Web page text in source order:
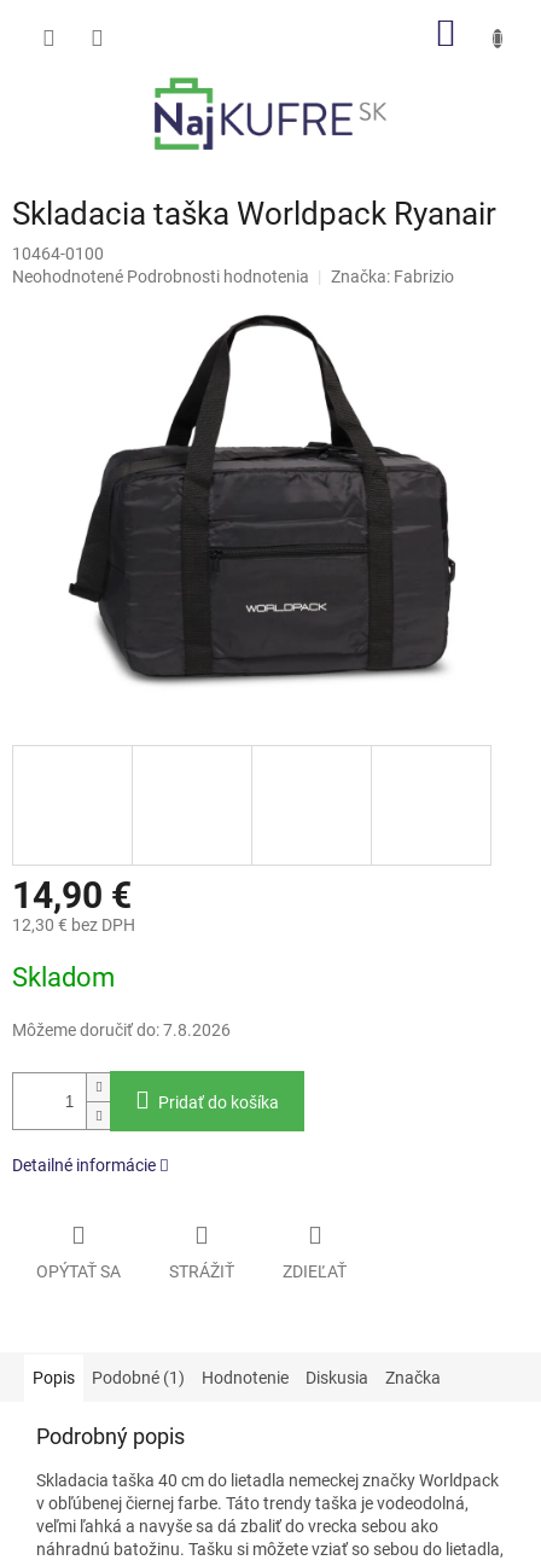
Skladacia taška Worldpack Ryanair
10464-0100
Priemerné
Neohodnotené Podrobnosti hodnotenia Značka: Fabrizio
14,90 €
12,30 € bez DPH
cena:
Skladom
Môžeme doručiť do:7.8.2026
Pridať do košíka
Detailné informácie
OPÝTAŤ SA STRÁŽIŤ ZDIEĽAŤ
Popis Podobné (1) Hodnotenie Diskusia Značka
Podrobný popis
Skladacia taška 40 cmdo lietadla nemeckej značky Worldpack
v obľúbenej čiernej farbe. Táto trendy taška je vodeodolná,
veľmi ľahká a navyše sa dá zbaliť do vrecka sebou ako
náhradnú batožinu. Tašku si môžete vziať so sebou do lietadla,